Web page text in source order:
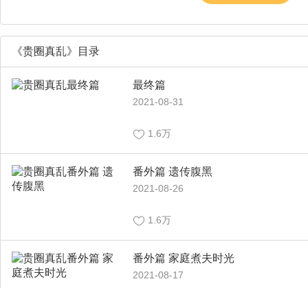
《贵圈真乱》目录
最终篇
2021-08-31
1.6万
番外篇 遗传腹黑
2021-08-26
1.6万
番外篇 家庭煮夫时光
2021-08-17